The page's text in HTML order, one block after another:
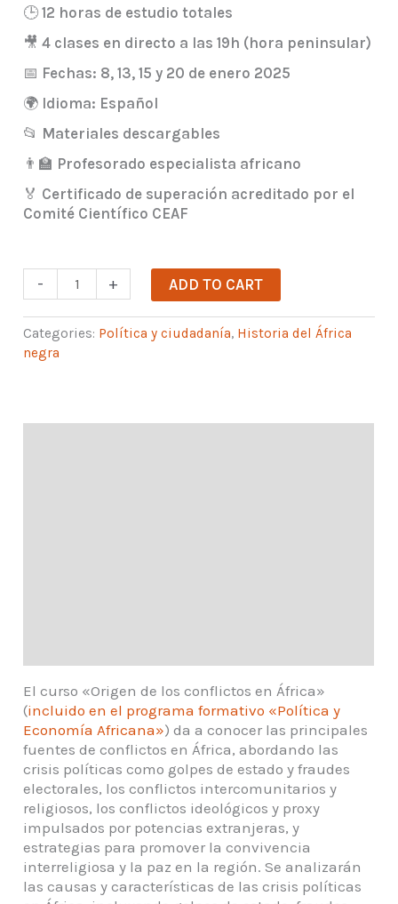
🕒12 horas de estudio totales
🎥4 clases en directo a las 19h (hora peninsular)
📅 Fechas: 8, 13, 15 y 20 de enero 2025
🌍 Idioma: Español
📂 Materiales descargables
👨‍🏫 Profesorado especialista africano
🏅 Certificado de superación acreditado por el
Comité Científico CEAF
-
Conflictos
en
África.
Orígenes.
quantity
+ ADD TO CART
Categories: Política y ciudadanía, Historia del África
negra
El curso «Origen de los conflictos en África»
(incluido en el programa formativo «Política y
Economía Africana») da a conocer las principales
fuentes de conflictos en África, abordando las
crisis políticas como golpes de estado y fraudes
electorales, los conflictos intercomunitarios y
religiosos, los conflictos ideológicos y proxy
impulsados por potencias extranjeras, y
estrategias para promover la convivencia
interreligiosa y la paz en la región. Se analizarán
las causas y características de las crisis políticas